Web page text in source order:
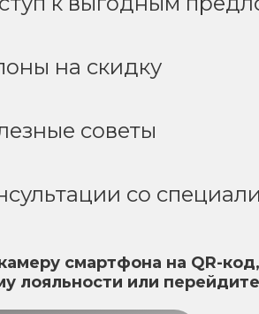
на скидку
советы
со
смартфона на QR-
лояльности или